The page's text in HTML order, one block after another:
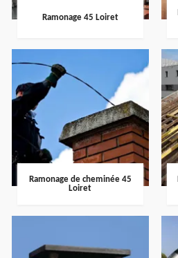
Ramonage 45 Loiret
Ramonage de cheminée 45
Loiret